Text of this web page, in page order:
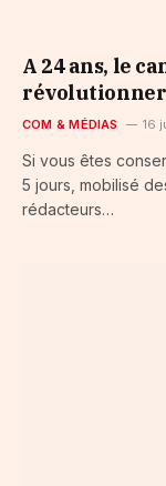
A 24 ans, le
COM & MÉDIAS 16
Si vous êtes
5 jours, mobilisé
rédacteurs…